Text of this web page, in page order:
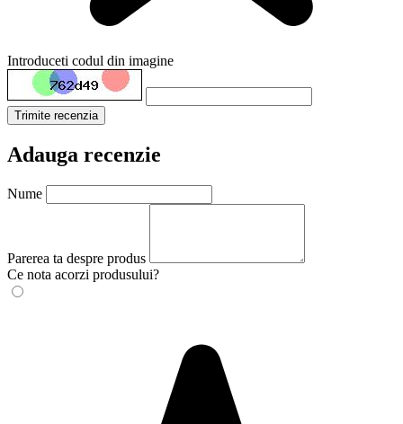
Introduceti codul din imagine
Trimite recenzia
Adauga recenzie
Nume
Parerea ta despre produs
Ce nota acorzi produsului?